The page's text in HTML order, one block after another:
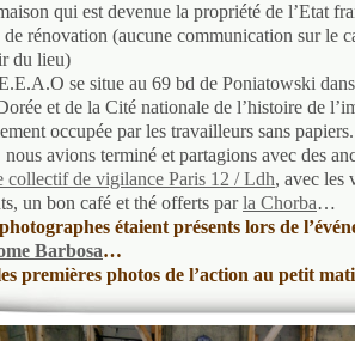
qui est devenue la propriété de l’Etat
de rénovation (aucune communication sur le
du lieu)
se situe au 69 bd de Poniatowski
et de la Cité nationale de l’histoire de
occupée par les travailleurs sans
nous avions terminé et partagions avec des
collectif de vigilance Paris 12 / Ldh, avec les
un bon café et thé offerts parla Chorba…
étaient présents lors de
Barbosa…
premières photos de l’action au petit